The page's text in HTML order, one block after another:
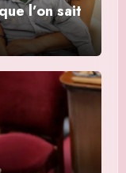
l’on sait